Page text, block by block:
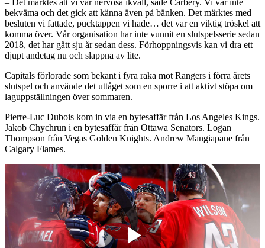
bekväma och det gick att känna även på bänken. Det märktes med
besluten vi fattade, pucktappen vi hade… det var en viktig tröskel att
komma över. Vår organisation har inte vunnit en slutspelsserie sedan
2018, det har gått sju år sedan dess. Förhoppningsvis kan vi dra ett
djupt andetag nu och slappna av lite.
Capitals förlorade som bekant i fyra raka mot Rangers i förra årets
slutspel och använde det uttåget som en sporre i att aktivt stöpa om
laguppställningen över sommaren.
Pierre-Luc Dubois kom in via en bytesaffär från Los Angeles Kings.
Jakob Chychrun i en bytesaffär från Ottawa Senators. Logan
Thompson från Vegas Golden Knights. Andrew Mangiapane från
Calgary Flames.